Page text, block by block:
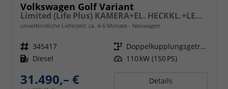
Volkswagen Golf Variant
Limited (Life Plus) KAMERA+EL. HECKKL.+LED+17" ALU+ACC
unverbindliche Lieferzeit: ca. 4-6 Monate Neuwagen
Fahrzeugnr. 345417 Getriebe
Doppelkupplungsgetriebe (DSG)
Kraftstoff Diesel Leistung 110 kW (150 PS)
31.490,– € Details